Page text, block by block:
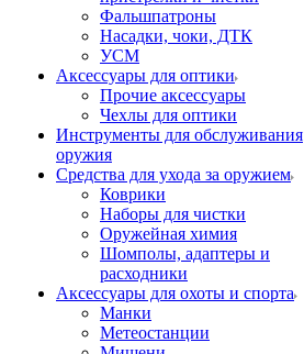
Фальшпатроны
Насадки, чоки, ДТК
УСМ
Аксессуары для оптики
Прочие аксессуары
Чехлы для оптики
Инструменты для обслуживания
оружия
Средства для ухода за оружием
Коврики
Наборы для чистки
Оружейная химия
Шомполы, адаптеры и
расходники
Аксессуары для охоты и спорта
Манки
Метеостанции